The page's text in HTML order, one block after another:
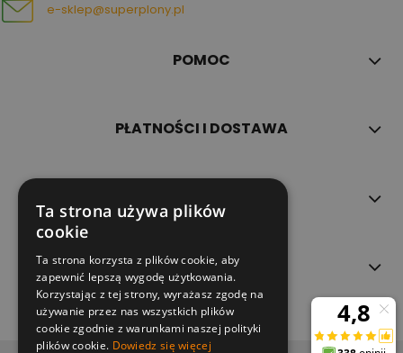
e-sklep@superplony.pl
POMOC
PŁATNOŚCI I DOSTAWA
O NAS
Ta strona używa plików
cookie
Ta strona korzysta z plików cookie, aby
zapewnić lepszą wygodę użytkowania.
Korzystając z tej strony, wyrażasz zgodę na
używanie przez nas wszystkich plików
cookie zgodnie z warunkami naszej polityki
plików cookie. Dowiedz się więcej